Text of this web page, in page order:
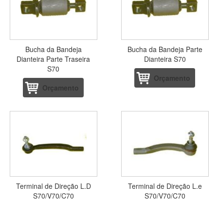
Bucha da Bandeja
Dianteira Parte Traseira
S70
Orçamento
Bucha da Bandeja Parte
Dianteira S70
Orçamento
Terminal de Direção L.D
S70/V70/C70
Terminal de Direção L.e
S70/V70/C70